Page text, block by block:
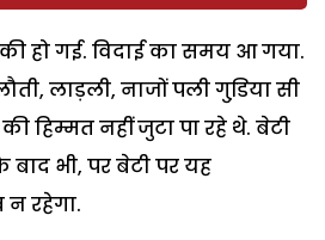
हो गई. विदाई का समय आ गया.
लाड़ली, नाजों पली गुडि़या सी
हिम्मत नहीं जुटा पा रहे थे. बेटी
बाद भी, पर बेटी पर यह
न रहेगा.